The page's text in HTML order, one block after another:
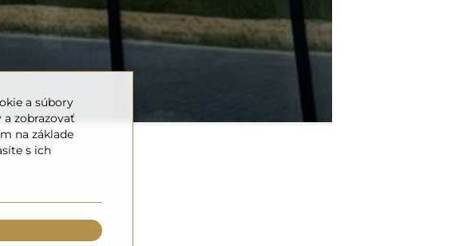
a súbory
zobrazovať
na základe
s ich